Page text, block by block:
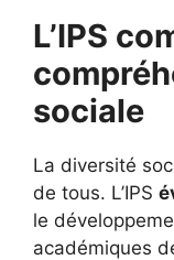
L’IPS
sociale
La diversité
de tous. L’IPS
le
académiques